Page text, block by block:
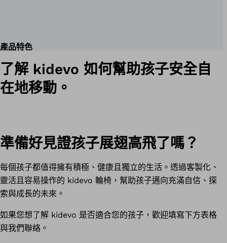
產品特色
了解 kidevo 如何幫助孩子安全自
在地移動。
準備好見證孩子展翅高飛了嗎？
每個孩子都值得擁有積極、健康且獨立的生活。透過客製化、
靈活且容易操作的 kidevo 輪椅，幫助孩子邁向充滿自信、探
索與成長的未來。
如果您想了解 kidevo 是否適合您的孩子，歡迎填寫下方表格
與我們聯絡。